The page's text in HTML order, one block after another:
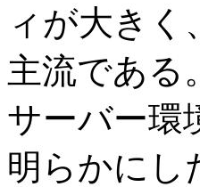
ィが大き
主流である
サーバー環
明らかにし